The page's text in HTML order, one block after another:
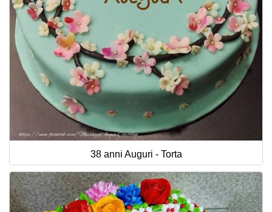
38 anni Auguri - Torta